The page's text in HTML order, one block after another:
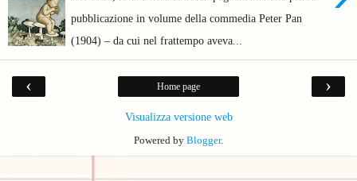
pubblicazione in volume della commedia Peter Pan
(1904) – da cui nel frattempo aveva...
‹ ›
Home page
Visualizza versione web
Powered by Blogger.